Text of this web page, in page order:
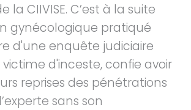
la CIIVISE. C’est à la suite
gynécologique pratiqué
d'une enquête judiciaire
victime d'inceste, confie avoir
reprises des pénétrations
sans son